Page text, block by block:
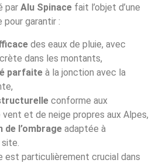
parAlu Spinace fait l’objet d’une
garantir :
des eaux de pluie, avec
dans les montants,
parfaite à la jonction avec la
conforme aux
et de neige propres aux Alpes,
de l’ombrage adaptée à
est particulièrement crucial dans